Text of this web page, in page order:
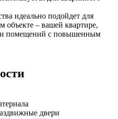
идеально подойдет для
объекте – вашей квартире,
помещений с повышенным
двери